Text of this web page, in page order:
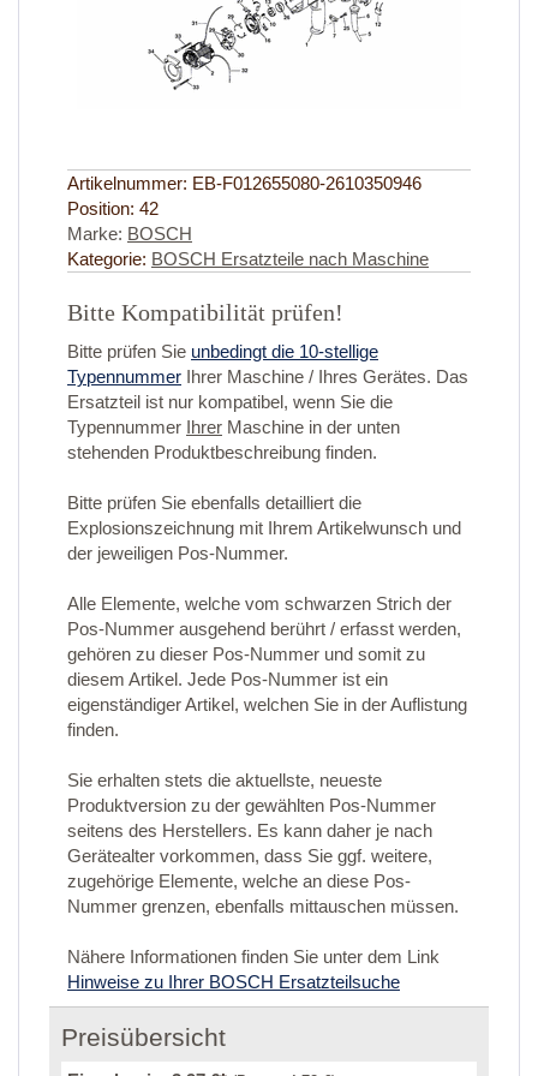
Artikelnummer: EB-F012655080-2610350946
Position: 42
Marke: BOSCH
Kategorie: BOSCH Ersatzteile nach Maschine
Bitte Kompatibilität prüfen!
Bitte prüfen Sie unbedingt die 10-stellige
Typennummer Ihrer Maschine / Ihres Gerätes. Das
Ersatzteil ist nur kompatibel, wenn Sie die
Typennummer Ihrer Maschine in der unten
stehenden Produktbeschreibung finden.
Bitte prüfen Sie ebenfalls detailliert die
Explosionszeichnung mit Ihrem Artikelwunsch und
der jeweiligen Pos-Nummer.
Alle Elemente, welche vom schwarzen Strich der
Pos-Nummer ausgehend berührt / erfasst werden,
gehören zu dieser Pos-Nummer und somit zu
diesem Artikel. Jede Pos-Nummer ist ein
eigenständiger Artikel, welchen Sie in der Auflistung
finden.
Sie erhalten stets die aktuellste, neueste
Produktversion zu der gewählten Pos-Nummer
seitens des Herstellers. Es kann daher je nach
Gerätealter vorkommen, dass Sie ggf. weitere,
zugehörige Elemente, welche an diese Pos-
Nummer grenzen, ebenfalls mittauschen müssen.
Nähere Informationen finden Sie unter dem Link
Hinweise zu Ihrer BOSCH Ersatzteilsuche
Preisübersicht